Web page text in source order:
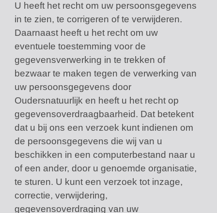
U heeft het recht om uw persoonsgegevens
in te zien, te corrigeren of te verwijderen.
Daarnaast heeft u het recht om uw
eventuele toestemming voor de
gegevensverwerking in te trekken of
bezwaar te maken tegen de verwerking van
uw persoonsgegevens door
Oudersnatuurlijk en heeft u het recht op
gegevensoverdraagbaarheid. Dat betekent
dat u bij ons een verzoek kunt indienen om
de persoonsgegevens die wij van u
beschikken in een computerbestand naar u
of een ander, door u genoemde organisatie,
te sturen. U kunt een verzoek tot inzage,
correctie, verwijdering,
gegevensoverdraging van uw